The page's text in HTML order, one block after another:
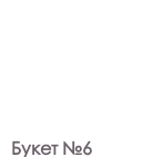
Букет №6